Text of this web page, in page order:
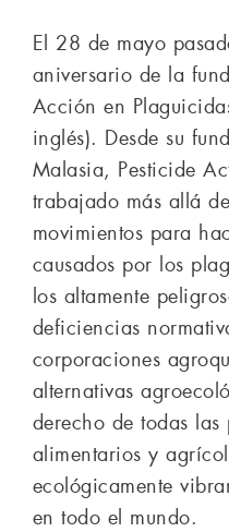
El 28 de mayo
aniversario de la
Acción en
inglés). Desde su
Malasia, Pesticide
trabajado más allá
movimientos para
causados por los
los altamente
deficiencias
corporaciones
alternativas
derecho de todas las
alimentarios y
ecológicamente
en todo el mundo.